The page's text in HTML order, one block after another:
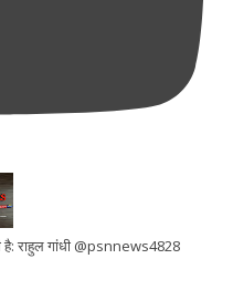
है: राहुल गांधी @psnnews4828